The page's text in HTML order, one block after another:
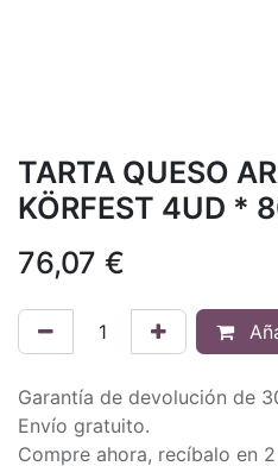
TARTA QUESO
KÖRFEST 4UD *
76,07 €
Garantía de devolución de
Envío gratuito.
Compre ahora, recíbalo en